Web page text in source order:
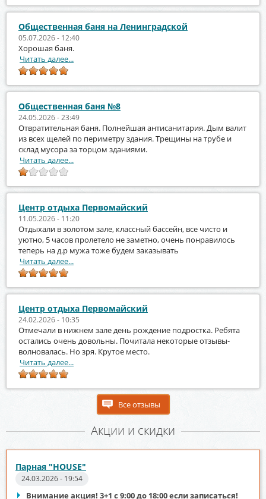
Общественная баня на Ленинградской
05.07.2026 - 12:40
Хорошая баня.
Читать далее...
Общественная баня №8
24.05.2026 - 23:49
Отвратительная баня. Полнейшая антисанитария. Дым валит
из всех щелей по периметру здания. Трещины на трубе и
склад мусора за торцом зданиями.
Читать далее...
Центр отдыха Первомайский
11.05.2026 - 11:20
Отдыхали в золотом зале, классный бассейн, все чисто и
уютно, 5 часов пролетело не заметно, очень понравилось
теперь на д.р мужа тоже будем заказывать
Читать далее...
Центр отдыха Первомайский
24.02.2026 - 10:35
Отмечали в нижнем зале день рождение подростка. Ребята
остались очень довольны. Почитала некоторые отзывы-
волновалась. Но зря. Крутое место.
Читать далее...
Все отзывы
Акции и скидки
Парная "HOUSE"
24.03.2026 - 19:54
Внимание акция! 3+1 с 9:00 до 18:00 если записаться!